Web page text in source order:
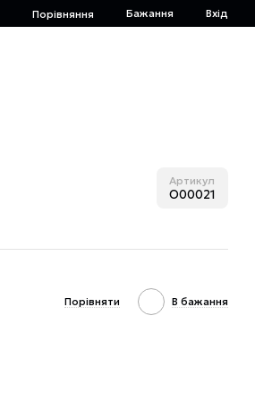
Порівняння Бажання Вхід
Артикул
O00021
Порівняти В бажання